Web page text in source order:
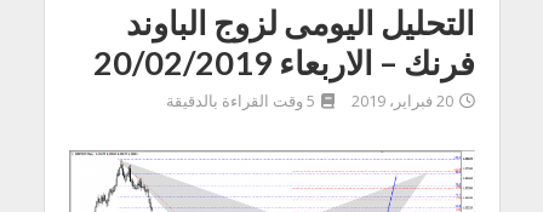
التحليل اليومى لزوج الباوند
فرنك – الاربعاء 20/02/2019
20 فبراير، 2019 5 وقت القراءة بالدقيقة